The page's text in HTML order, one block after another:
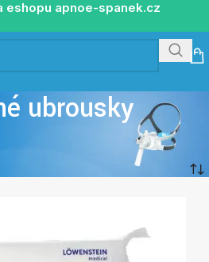
eshopu apnoe-spanek.cz
ubrousky
Zobrazeno 5 položek